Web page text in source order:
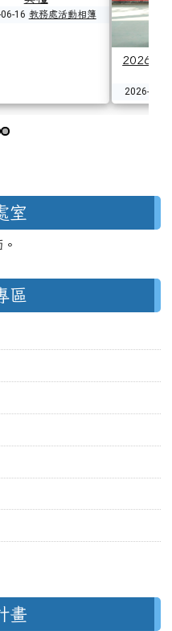
南市聯合
2026.0512 閩
2026-05-12 教務
室
區
畫